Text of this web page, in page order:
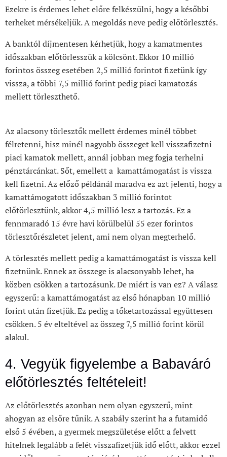
Ezekre is érdemes lehet előre felkészülni, hogy a későbbi
terheket mérsékeljük. A megoldás neve pedig előtörlesztés.
A banktól díjmentesen kérhetjük, hogy a kamatmentes
időszakban előtörlesszük a kölcsönt. Ekkor 10 millió
forintos összeg esetében 2,5 millió forintot fizetünk így
vissza, a többi 7,5 millió forint pedig piaci kamatozás
mellett törleszthető.
Az alacsony törlesztők mellett érdemes minél többet
félretenni, hisz minél nagyobb összeget kell visszafizetni
piaci kamatok mellett, annál jobban meg fogja terhelni
pénztárcánkat. Sőt, emellett a kamattámogatást is vissza
kell fizetni. Az előző példánál maradva ez azt jelenti, hogy a
kamattámogatott időszakban 3 millió forintot
előtörlesztünk, akkor 4,5 millió lesz a tartozás. Ez a
fennmaradó 15 évre havi körülbelül 55 ezer forintos
törlesztőrészletet jelent, ami nem olyan megterhelő.
A törlesztés mellett pedig a kamattámogatást is vissza kell
fizetnünk. Ennek az összege is alacsonyabb lehet, ha
közben csökken a tartozásunk. De miért is van ez? A válasz
egyszerű: a kamattámogatást az első hónapban 10 millió
forint után fizetjük. Ez pedig a tőketartozással együttesen
csökken. 5 év elteltével az összeg 7,5 millió forint körül
alakul.
4. Vegyük figyelembe a Babaváró
előtörlesztés feltételeit!
Az előtörlesztés azonban nem olyan egyszerű, mint
ahogyan az elsőre tűnik. A szabály szerint ha a futamidő
első 5 évében, a gyermek megszületése előtt a felvett
hitelnek legalább a felét visszafizetjük idő előtt, akkor ezzel